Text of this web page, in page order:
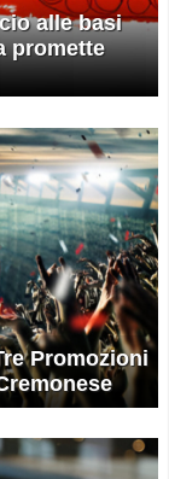
alle basi
promette
Promozioni